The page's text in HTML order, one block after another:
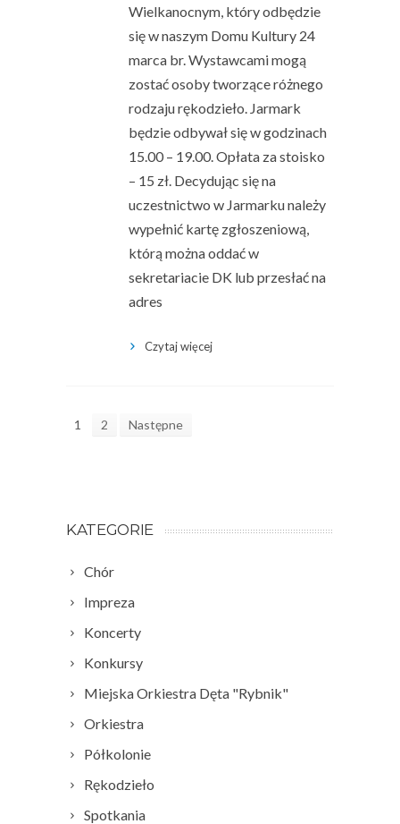
Wielkanocnym, który odbędzie
się w naszym Domu Kultury 24
marca br. Wystawcami mogą
zostać osoby tworzące różnego
rodzaju rękodzieło. Jarmark
będzie odbywał się w godzinach
15.00 – 19.00. Opłata za stoisko
– 15 zł. Decydując się na
uczestnictwo w Jarmarku należy
wypełnić kartę zgłoszeniową,
którą można oddać w
sekretariacie DK lub przesłać na
adres
Czytaj więcej
1 2 Następne
KATEGORIE
Chór
Impreza
Koncerty
Konkursy
Miejska Orkiestra Dęta "Rybnik"
Orkiestra
Półkolonie
Rękodzieło
Spotkania